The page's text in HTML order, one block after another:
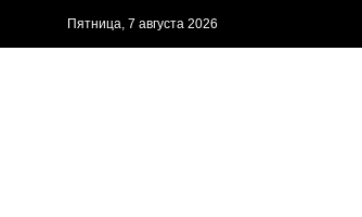
Пятница, 7 августа 2026